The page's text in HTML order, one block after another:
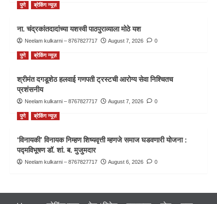
पुणे ब्रेकिंग न्यूज़
ना. चंद्रकांतदादांच्या यशस्वी पाठपुराव्याला मोठे यश
Neelam kulkarni – 8767827717 August 7, 2026 0
पुणे ब्रेकिंग न्यूज़
श्रीमंत दगडूशेठ हलवाई गणपती ट्रस्टची आरोग्य सेवा निश्चितच
प्रशंसनीय
Neelam kulkarni – 8767827717 August 7, 2026 0
पुणे ब्रेकिंग न्यूज़
‘विनायकी’ विनायक निम्हण शिष्यवृत्ती म्हणजे समाज घडवणारी योजना :
पद्मविभूषण डॉ. शां. ब. मुजुमदार
Neelam kulkarni – 8767827717 August 6, 2026 0